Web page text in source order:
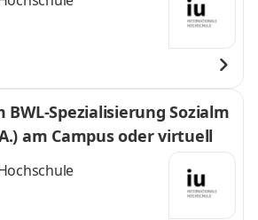
BWL-Spezialisierung Sozialm
am Campus oder virtuell